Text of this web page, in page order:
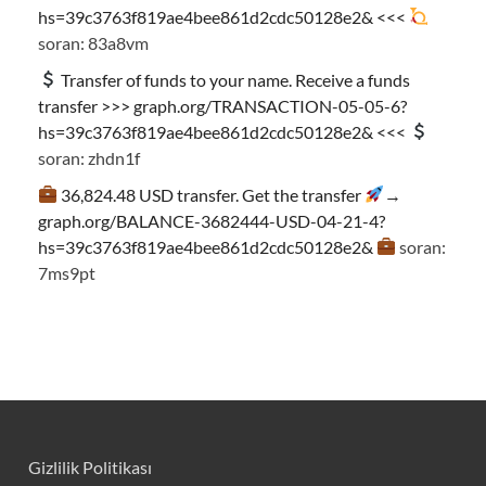
hs=39c3763f819ae4bee861d2cdc50128e2& <<<
soran: 83a8vm
Transfer of funds to your name. Receive a funds
transfer >>> graph.org/TRANSACTION-05-05-6?
hs=39c3763f819ae4bee861d2cdc50128e2& <<<
soran: zhdn1f
36,824.48 USD transfer. Get the transfer
→
graph.org/BALANCE-3682444-USD-04-21-4?
hs=39c3763f819ae4bee861d2cdc50128e2&
soran:
7ms9pt
Gizlilik Politikası